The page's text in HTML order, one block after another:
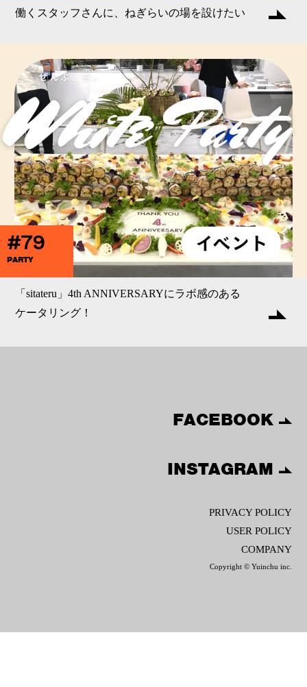
働くスタッフさんに、ねぎらいの場を設けたい
#79
PARTY
「sitateru」4th ANNIVERSARYにラボ感のある
ケータリング！
FACEBOOK
INSTAGRAM
PRIVACY POLICY
USER POLICY
COMPANY
Copyright © Yuinchu inc.